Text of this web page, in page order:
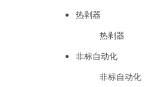
热剥器
热剥器
非标自动化
非标自动化